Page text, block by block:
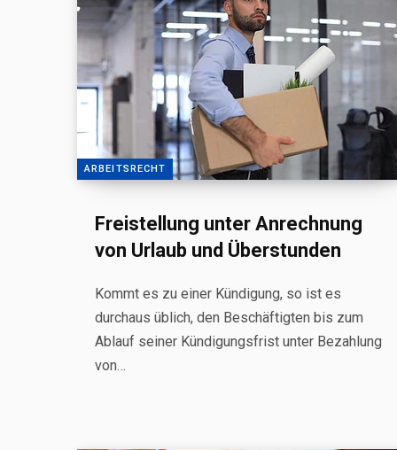
ARBEITSRECHT
Freistellung unter Anrechnung
von Urlaub und Überstunden
Kommt es zu einer Kündigung, so ist es
durchaus üblich, den Beschäftigten bis zum
Ablauf seiner Kündigungsfrist unter Bezahlung
von…